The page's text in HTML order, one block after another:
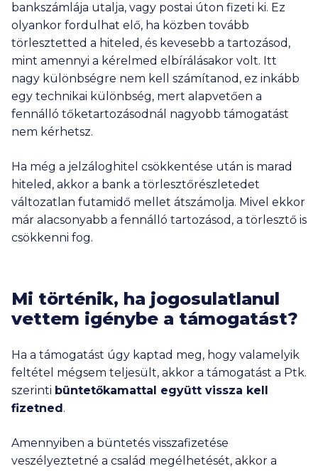
bankszámlája utalja, vagy postai úton fizeti ki. Ez
olyankor fordulhat elő, ha közben tovább
törlesztetted a hiteled, és kevesebb a tartozásod,
mint amennyi a kérelmed elbírálásakor volt. Itt
nagy különbségre nem kell számítanod, ez inkább
egy technikai különbség, mert alapvetően a
fennálló tőketartozásodnál nagyobb támogatást
nem kérhetsz.
Ha még a jelzáloghitel csökkentése után is marad
hiteled, akkor a bank a törlesztőrészletedet
változatlan futamidő mellet átszámolja. Mivel ekkor
már alacsonyabb a fennálló tartozásod, a törlesztő is
csökkenni fog.
Mi történik, ha jogosulatlanul
vettem igénybe a támogatást?
Ha a támogatást úgy kaptad meg, hogy valamelyik
feltétel mégsem teljesült, akkor a támogatást a Ptk.
szerinti büntetőkamattal együtt vissza kell
fizetned.
Amennyiben a büntetés visszafizetése
veszélyeztetné a család megélhetését, akkor a